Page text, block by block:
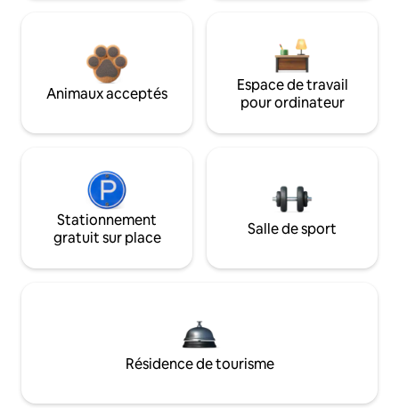
Animaux acceptés
Espace de travail
pour ordinateur
Stationnement
gratuit sur place
Salle de sport
Résidence de tourisme